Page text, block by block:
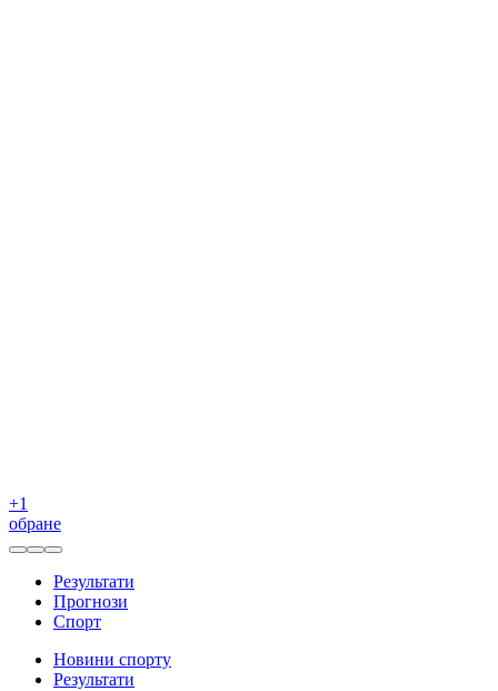
+1
обране
Результати
Прогнози
Спорт
Новини спорту
Результати